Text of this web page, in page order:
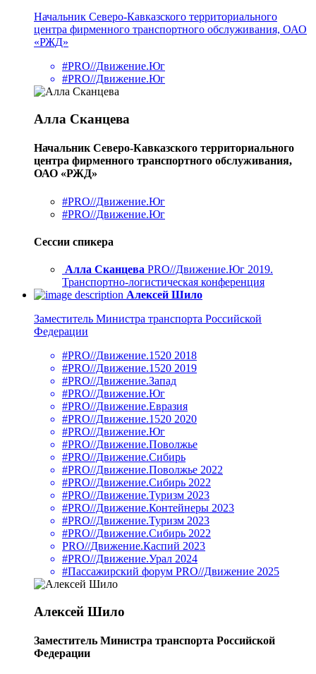
Начальник Северо-Кавказского территориального
центра фирменного транспортного обслуживания, ОАО
«РЖД»
#PRO//Движение.Юг
#PRO//Движение.Юг
Алла Сканцева
Начальник Северо-Кавказского территориального
центра фирменного транспортного обслуживания,
ОАО «РЖД»
#PRO//Движение.Юг
#PRO//Движение.Юг
Сессии спикера
Алла Сканцева PRO//Движение.Юг 2019.
Транспортно-логистическая конференция
Алексей Шило
Заместитель Министра транспорта Российской
Федерации
#PRO//Движение.1520 2018
#PRO//Движение.1520 2019
#PRO//Движение.Запад
#PRO//Движение.Юг
#PRO//Движение.Евразия
#PRO//Движение.1520 2020
#PRO//Движение.Юг
#PRO//Движение.Поволжье
#PRO//Движение.Сибирь
#PRO//Движение.Поволжье 2022
#PRO//Движение.Сибирь 2022
#PRO//Движение.Туризм 2023
#PRO//Движение.Контейнеры 2023
#PRO//Движение.Туризм 2023
#PRO//Движение.Сибирь 2022
PRO//Движение.Каспий 2023
#PRO//Движение.Урал 2024
#Пассажирский форум PRO//Движение 2025
Алексей Шило
Заместитель Министра транспорта Российской
Федерации